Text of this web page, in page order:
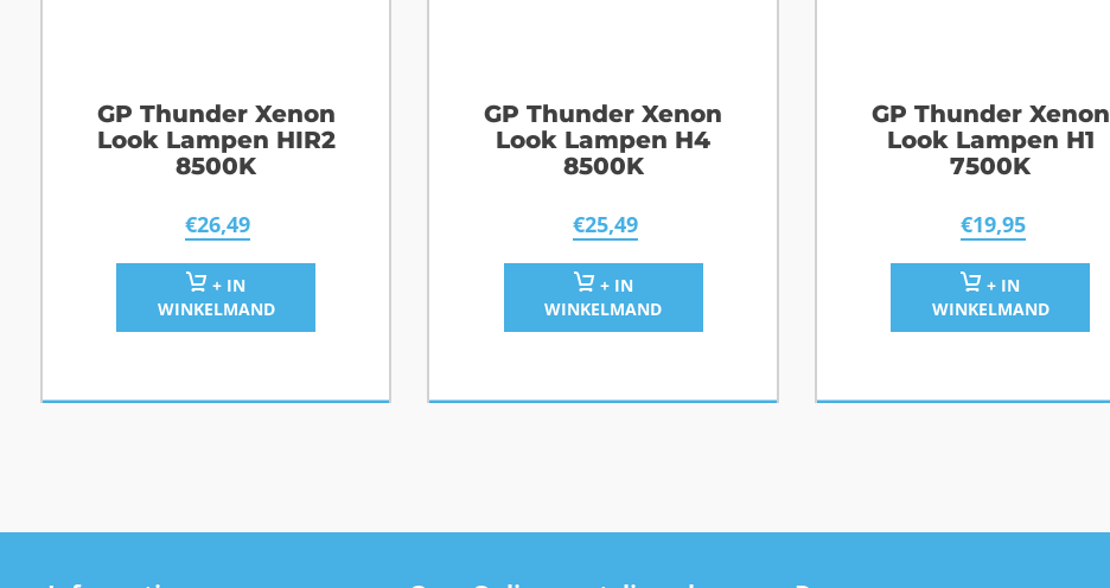
GP Thunder Xenon
Look Lampen HIR2
8500K
€26,49
+ IN
WINKELMAND
GP Thunder Xenon
Look Lampen H4
8500K
€25,49
+ IN
WINKELMAND
GP Thunder Xenon
Look Lampen H1
7500K
€19,95
+ IN
WINKELMAND